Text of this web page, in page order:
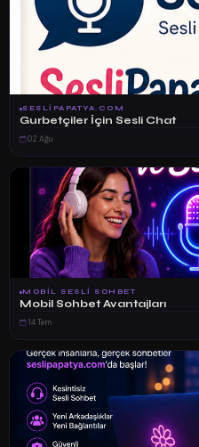
SESLIPAPATYA.COM
Gurbetçiler İçin Sesli Chat
02 Ağu
MOBIL SESLI SOHBET
Mobil Sohbet Avantajları
14 Tem